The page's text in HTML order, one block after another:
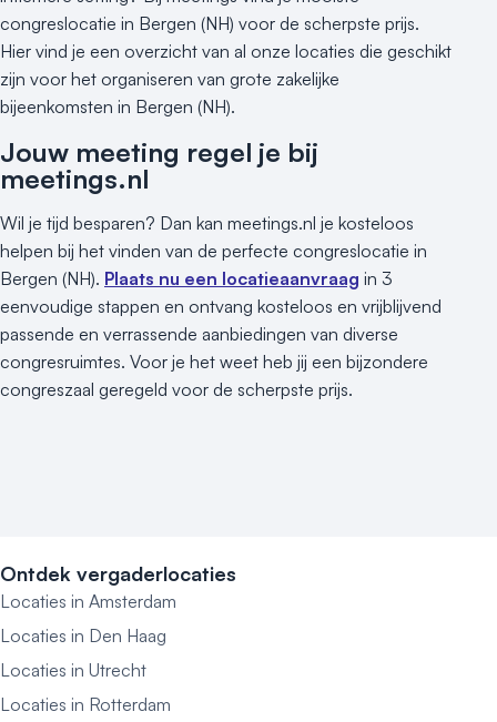
Kleine / intieme locatie
Locaties aan zee
Museum
Theater
Varende locatie
congreslocatie in Bergen (NH) voor de scherpste prijs.
Hier vind je een overzicht van al onze locaties die geschikt
zijn voor het organiseren van grote zakelijke
bijeenkomsten in Bergen (NH).
Jouw meeting regel je bij
meetings.nl
Wil je tijd besparen? Dan kan meetings.nl je kosteloos
helpen bij het vinden van de perfecte congreslocatie in
Bergen (NH). Plaats nu een locatieaanvraag in 3
eenvoudige stappen en ontvang kosteloos en vrijblijvend
passende en verrassende aanbiedingen van diverse
congresruimtes. Voor je het weet heb jij een bijzondere
congreszaal geregeld voor de scherpste prijs.
Ontdek vergaderlocaties
Locaties in Amsterdam
Locaties in Den Haag
Locaties in Utrecht
Locaties in Rotterdam